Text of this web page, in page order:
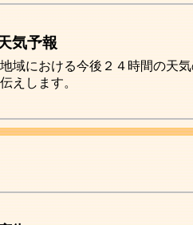
気予報
域における今後２４時間の天
えします。